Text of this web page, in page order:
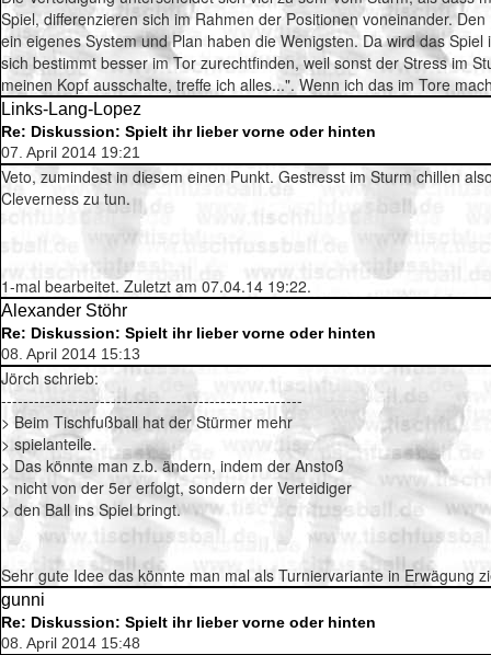
Spiel, differenzieren sich im Rahmen der Positionen voneinander.
ein eigenes System und Plan haben die Wenigsten. Da wird das
sich bestimmt besser im Tor zurechtfinden, weil sonst der Stress im
meinen Kopf ausschalte, treffe ich alles...". Wenn ich das im Tore
Links-Lang-Lopez
Re: Diskussion: Spielt ihr lieber vorne oder hinten
07. April 2014 19:21
Veto, zumindest in diesem einen Punkt. Gestresst im Sturm chillen
Cleverness zu tun.
1-mal bearbeitet. Zuletzt am 07.04.14 19:22.
Alexander Stöhr
Re: Diskussion: Spielt ihr lieber vorne oder hinten
08. April 2014 15:13
Jörch schrieb:
-------------------------------------------------------
> Beim Tischfußball hat der Stürmer mehr
> spielanteile.
> Das könnte man z.b. ändern, indem der Anstoß
> nicht von der 5er erfolgt, sondern der Verteidiger
> den Ball ins Spiel bringt.
Sehr gute Idee das könnte man mal als Turniervariante in Erwägung
gunni
Re: Diskussion: Spielt ihr lieber vorne oder hinten
08. April 2014 15:48